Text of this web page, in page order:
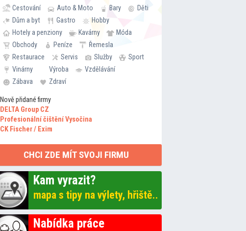
Cestování Auto & Moto Bary
Děti
Dům a byt
Gastro
Hobby
Hotely a penziony
Kavárny
Móda
Obchody
Peníze
Řemesla
Restaurace
Servis Služby
Sport
Vinárny
Výroba
Vzdělávání
Zábava
Zdraví
Nově přidané firmy
DELTA Group CZ
Profesionální čištění Vysočina
CK Fischer / Exim
CHCI ZDE MÍT SVOJI FIRMU
Kam vyrazit?
mapa s tipy na výlety, hřiště..
Nabídka práce